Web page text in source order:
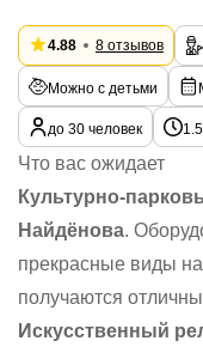
4.88 8 отзывов
Можно с детьми
до 30 человек
Что вас ожидает
Культурно-
Найдёнова.
прекрасные виды
получаются
Искусственный